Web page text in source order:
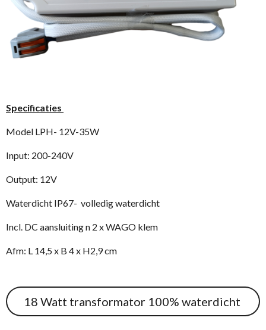
Specificaties
Model LPH- 12V-35W
Input: 200-240V
Output: 12V
Waterdicht IP67- volledig waterdicht
Incl. DC aansluiting n 2 x WAGO klem
Afm: L 14,5 x B 4 x H2,9 cm
18 Watt transformator 100% waterdicht